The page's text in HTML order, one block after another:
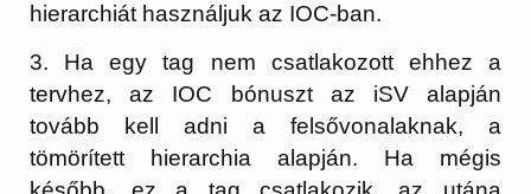
hierarchiát használjuk az IOC-ban.
3. Ha egy tag nem csatlakozott ehhez a
tervhez, az IOC bónuszt az iSV alapján
tovább kell adni a felsővonalaknak, a
tömörített hierarchia alapján. Ha mégis